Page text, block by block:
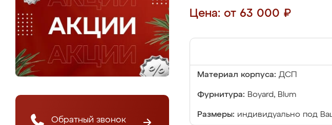
Обратный звонок
Цена: от 63 000 ₽
Материал корпуса: ДСП
Фурнитура: Boyard, Blum
Размеры: индивидуально под